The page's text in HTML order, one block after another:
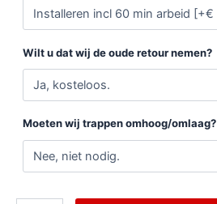
Wilt u dat wij de oude retour nemen?
Moeten wij trappen omhoog/omlaag?